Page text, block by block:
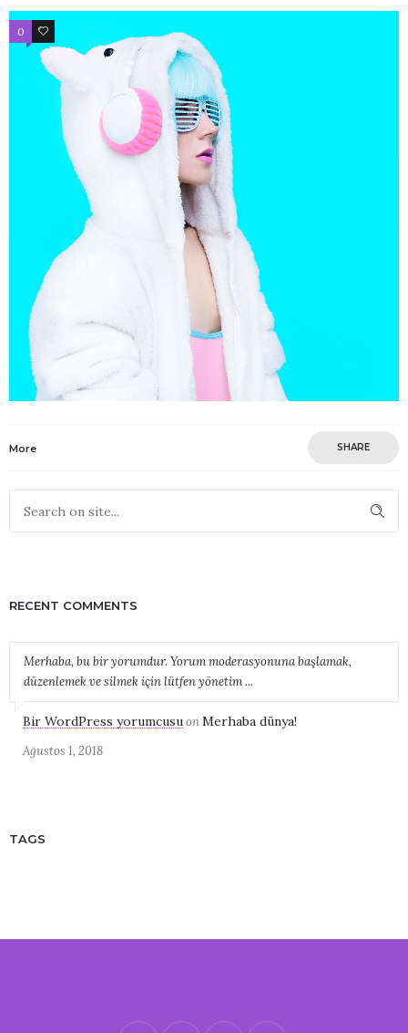
0 1
More SHARE
RECENT COMMENTS
Merhaba, bu bir yorumdur. Yorum moderasyonuna başlamak,
düzenlemek ve silmek için lütfen yönetim ...
Bir WordPress yorumcusuonMerhaba dünya!
Ağustos 1, 2018
TAGS